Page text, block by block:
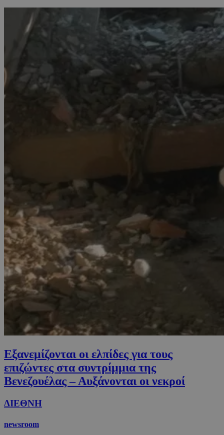
Εξανεμίζονται οι ελπίδες για τους
επιζώντες στα συντρίμμια της
Βενεζουέλας – Αυξάνονται οι νεκροί
ΔΙΕΘΝΗ
newsroom